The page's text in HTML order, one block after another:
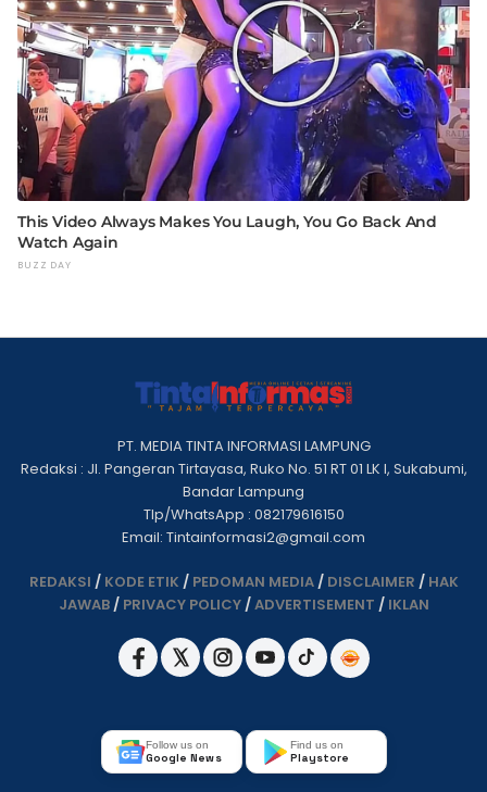
PT. MEDIA TINTA INFORMASI LAMPUNG
Redaksi : Jl. Pangeran Tirtayasa, Ruko No. 51 RT 01 LK I, Sukabumi,
Bandar Lampung
Tlp/WhatsApp : 082179616150
Email: Tintainformasi2@gmail.com
REDAKSI / KODE ETIK / PEDOMAN MEDIA/ DISCLAIMER / HAK
JAWAB/ PRIVACY POLICY/ADVERTISEMENT / IKLAN
Follow us on
Google News
Find us on
Playstore